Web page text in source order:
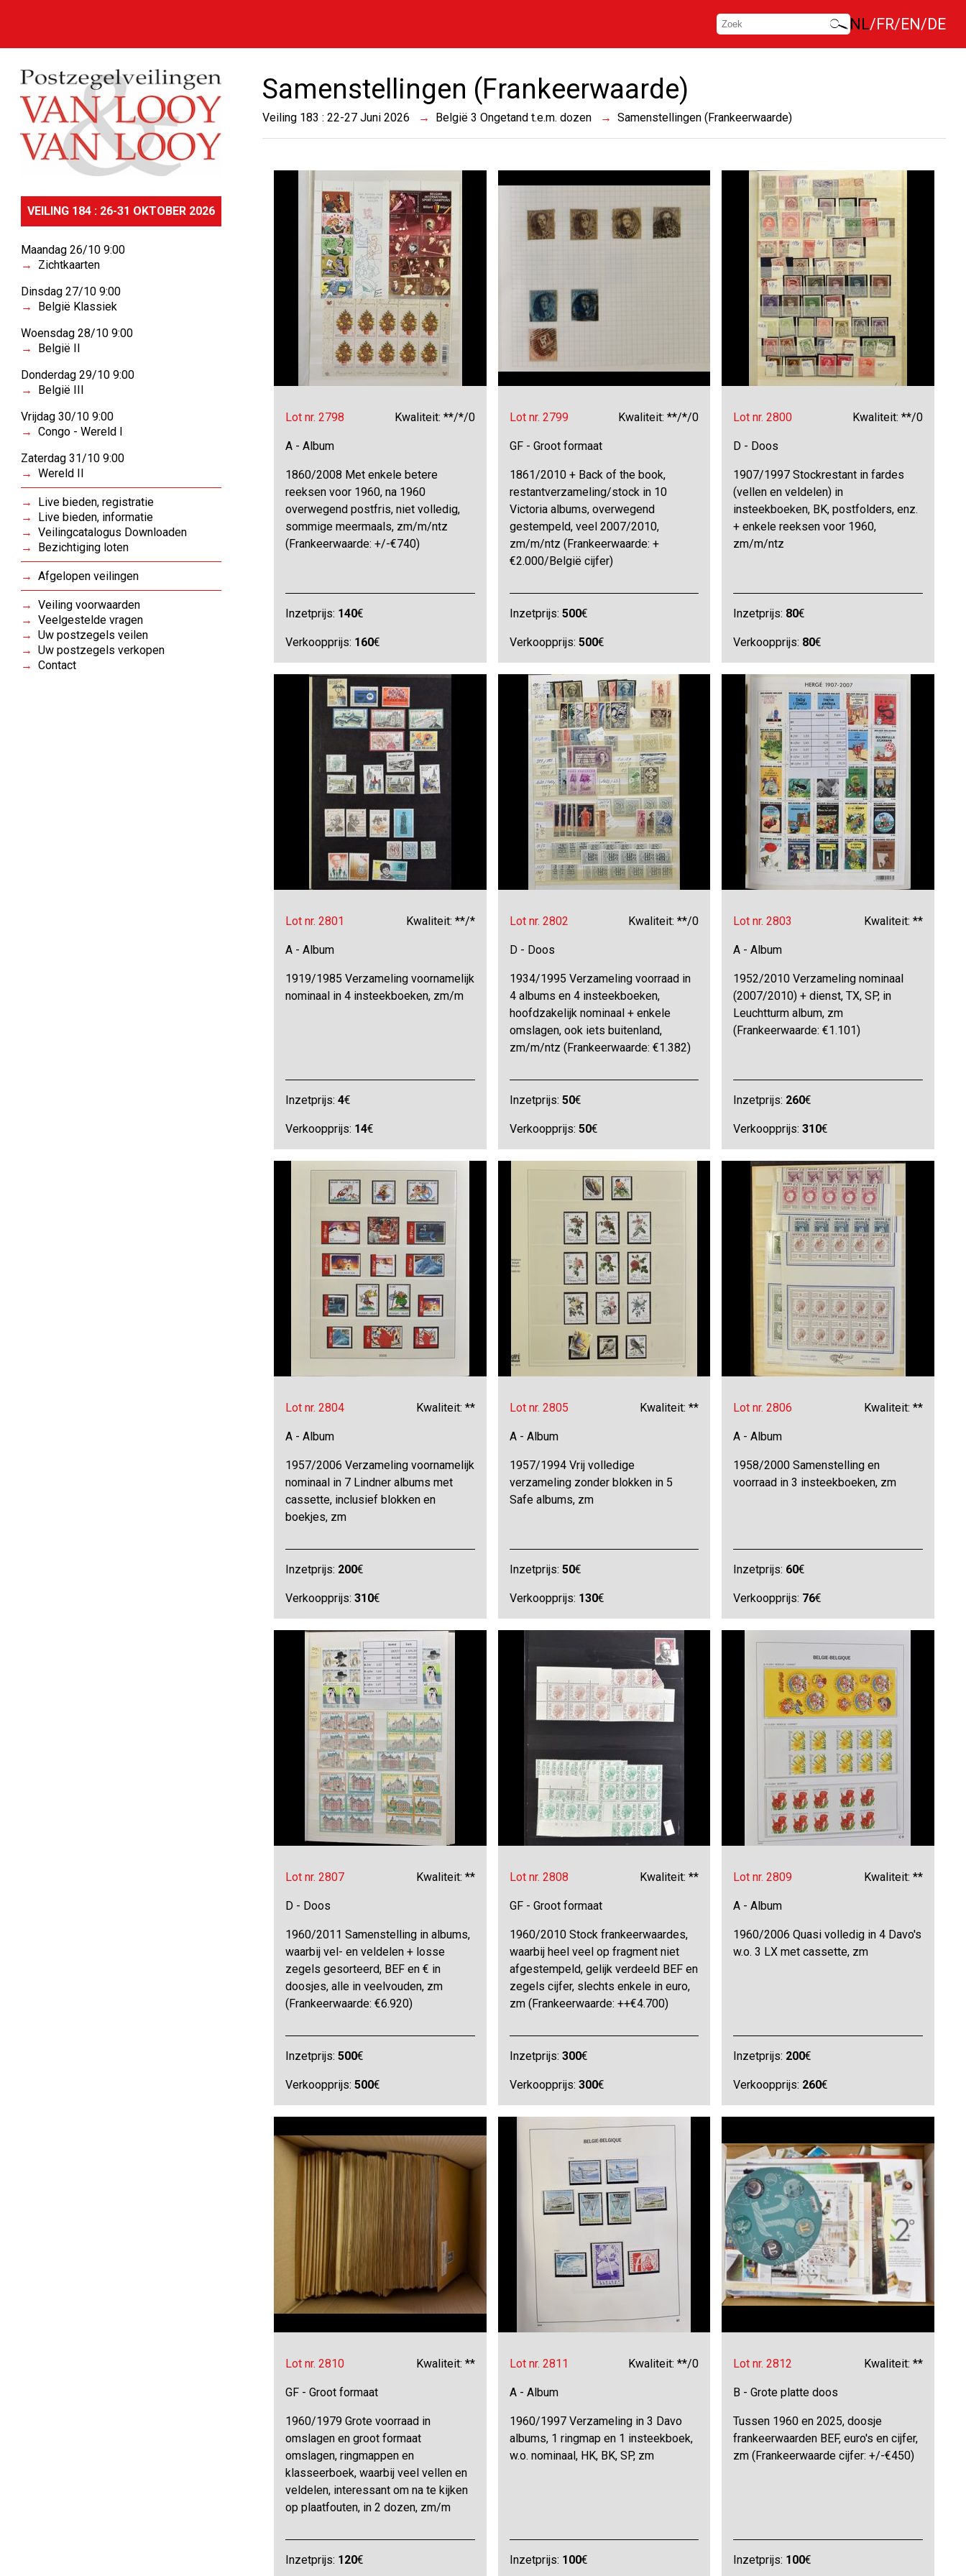
NL FR EN DE
VEILING 184 : 26-31 OKTOBER 2026
Maandag 26/10 9:00
Zichtkaarten
Dinsdag 27/10 9:00
België Klassiek
Woensdag 28/10 9:00
België II
Donderdag 29/10 9:00
België III
Vrijdag 30/10 9:00
Congo - Wereld I
Zaterdag 31/10 9:00
Wereld II
Live bieden, registratie
Live bieden, informatie
Veilingcatalogus Downloaden
Bezichtiging loten
Afgelopen veilingen
Veiling voorwaarden
Veelgestelde vragen
Uw postzegels veilen
Uw postzegels verkopen
Contact
Samenstellingen (Frankeerwaarde)
Veiling 183 : 22-27 Juni 2026 België 3 Ongetand t.e.m. dozen Samenstellingen (Frankeerwaarde)
Lot nr. 2798 Kwaliteit: **/*/0
A - Album
1860/2008 Met enkele betere
reeksen voor 1960, na 1960
overwegend postfris, niet volledig,
sommige meermaals, zm/m/ntz
(Frankeerwaarde: +/-€740)
Inzetprijs: 140€
Verkoopprijs: 160€
Lot nr. 2799 Kwaliteit: **/*/0
GF - Groot formaat
1861/2010 + Back of the book,
restantverzameling/stock in 10
Victoria albums, overwegend
gestempeld, veel 2007/2010,
zm/m/ntz (Frankeerwaarde: +
€2.000/België cijfer)
Inzetprijs: 500€
Verkoopprijs: 500€
Lot nr. 2800 Kwaliteit: **/0
D - Doos
1907/1997 Stockrestant in fardes
(vellen en veldelen) in
insteekboeken, BK, postfolders, enz.
+ enkele reeksen voor 1960,
zm/m/ntz
Inzetprijs: 80€
Verkoopprijs: 80€
Lot nr. 2801 Kwaliteit: **/*
A - Album
1919/1985 Verzameling voornamelijk
nominaal in 4 insteekboeken, zm/m
Inzetprijs:4€
Verkoopprijs: 14€
Lot nr. 2802 Kwaliteit: **/0
D - Doos
1934/1995 Verzameling voorraad in
4 albums en 4 insteekboeken,
hoofdzakelijk nominaal + enkele
omslagen, ook iets buitenland,
zm/m/ntz (Frankeerwaarde: €1.382)
Inzetprijs: 50€
Verkoopprijs: 50€
Lot nr. 2803 Kwaliteit: **
A - Album
1952/2010 Verzameling nominaal
(2007/2010) + dienst, TX, SP, in
Leuchtturm album, zm
(Frankeerwaarde: €1.101)
Inzetprijs: 260€
Verkoopprijs:310€
Lot nr. 2804 Kwaliteit: **
A - Album
1957/2006 Verzameling voornamelijk
nominaal in 7 Lindner albums met
cassette, inclusief blokken en
boekjes, zm
Inzetprijs: 200€
Verkoopprijs:310€
Lot nr. 2805 Kwaliteit: **
A - Album
1957/1994 Vrij volledige
verzameling zonder blokken in 5
Safe albums, zm
Inzetprijs: 50€
Verkoopprijs: 130€
Lot nr. 2806 Kwaliteit: **
A - Album
1958/2000 Samenstelling en
voorraad in 3 insteekboeken, zm
Inzetprijs: 60€
Verkoopprijs: 76€
Lot nr. 2807 Kwaliteit: **
D - Doos
1960/2011 Samenstelling in albums,
waarbij vel- en veldelen + losse
zegels gesorteerd, BEF en € in
doosjes, alle in veelvouden, zm
(Frankeerwaarde: €6.920)
Inzetprijs:500€
Verkoopprijs:500€
Lot nr. 2808 Kwaliteit: **
GF - Groot formaat
1960/2010 Stock frankeerwaardes,
waarbij heel veel op fragment niet
afgestempeld, gelijk verdeeld BEF en
zegels cijfer, slechts enkele in euro,
zm (Frankeerwaarde: ++€4.700)
Inzetprijs: 300€
Verkoopprijs: 300€
Lot nr. 2809 Kwaliteit: **
A - Album
1960/2006 Quasi volledig in 4 Davo's
w.o. 3 LX met cassette, zm
Inzetprijs: 200€
Verkoopprijs: 260€
Lot nr. 2810 Kwaliteit: **
GF - Groot formaat
1960/1979 Grote voorraad in
omslagen en groot formaat
omslagen, ringmappen en
klasseerboek, waarbij veel vellen en
veldelen, interessant om na te kijken
op plaatfouten, in 2 dozen, zm/m
Inzetprijs: 120€
Lot nr. 2811 Kwaliteit: **/0
A - Album
1960/1997 Verzameling in 3 Davo
albums, 1 ringmap en 1 insteekboek,
w.o. nominaal, HK, BK, SP, zm
Inzetprijs: 100€
Lot nr. 2812 Kwaliteit: **
B - Grote platte doos
Tussen 1960 en 2025, doosje
frankeerwaarden BEF, euro's en cijfer,
zm (Frankeerwaarde cijfer: +/-€450)
Inzetprijs: 100€